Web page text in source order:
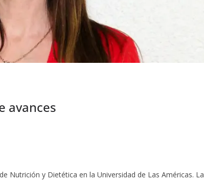
avances
Nutrición y Dietética en la Universidad de Las Américas. La